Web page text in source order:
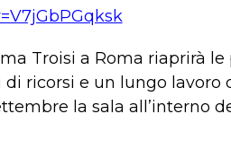
Troisi a Roma riaprirà
ricorsi e un lungo
la sala all’interno